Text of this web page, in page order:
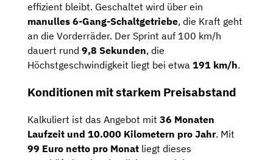
effizient bleibt. Geschaltet wird über ein
manulles 6-Gang-Schaltgetriebe, die Kraft geht
an die Vorderräder. Der Sprint auf 100 km/h
dauert rund 9,8 Sekunden, die
Höchstgeschwindigkeit liegt bei etwa 191 km/h.
Konditionen mit starkem Preisabstand
Kalkuliert ist das Angebot mit 36 Monaten
Laufzeit und 10.000 Kilometern pro Jahr. Mit
99 Euro netto pro Monat liegt dieses